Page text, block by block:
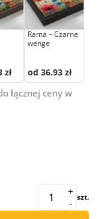
zł
Rama – Czarne
wenge
od 36.93 zł
łącznej ceny w
-
+ szt.